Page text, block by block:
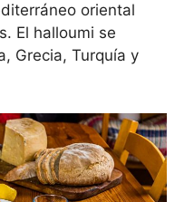
oriental
El halloumi se
Grecia, Turquía y